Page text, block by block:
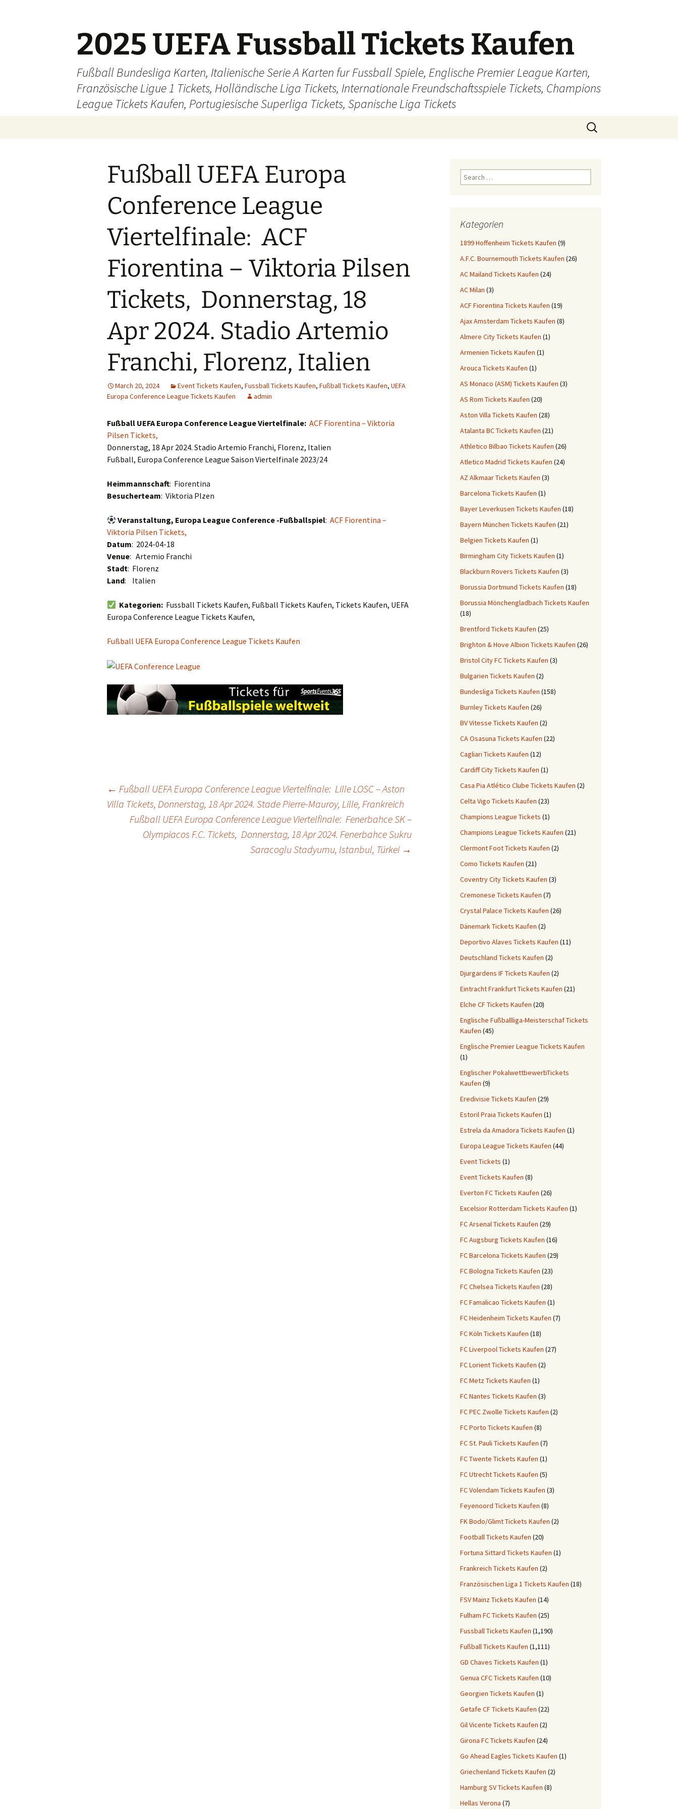
2025 UEFA Fussball Tickets Kaufen
Fußball Bundesliga Karten, Italienische Serie A Karten fur Fussball Spiele, Englische Premier League Karten,
Französische Ligue 1 Tickets, Holländische Liga Tickets, Internationale Freundschaftsspiele Tickets, Champions
League Tickets Kaufen, Portugiesische Superliga Tickets, Spanische Liga Tickets
Search
for:
Fußball UEFA Europa
Conference League
Viertelfinale: ACF
Fiorentina – Viktoria Pilsen
Tickets, Donnerstag, 18
Apr 2024. Stadio Artemio
Franchi, Florenz, Italien
March 20, 2024 Event Tickets Kaufen, Fussball Tickets Kaufen, Fußball Tickets Kaufen, UEFA
Europa Conference League Tickets Kaufen
admin
Fußball UEFA Europa Conference League Viertelfinale: ACF Fiorentina – Viktoria
Pilsen Tickets,
Donnerstag, 18 Apr 2024. Stadio Artemio Franchi, Florenz, Italien
Fußball, Europa Conference League Saison Viertelfinale 2023/24
Heimmannschaft: Fiorentina
Besucherteam: Viktoria Plzen
Veranstaltung, Europa League Conference -Fußballspiel:ACF Fiorentina –
Viktoria Pilsen Tickets,
Datum: 2024-04-18
Venue: Artemio Franchi
Stadt: Florenz
Land: Italien
Kategorien: Fussball Tickets Kaufen, Fußball Tickets Kaufen, Tickets Kaufen, UEFA
Europa Conference League Tickets Kaufen,
Fußball UEFA Europa Conference League Tickets Kaufen
← Fußball UEFA Europa Conference League Viertelfinale: Lille LOSC – Aston
Villa Tickets, Donnerstag, 18 Apr 2024. Stade Pierre-Mauroy, Lille, Frankreich
Fußball UEFA Europa Conference League Viertelfinale: Fenerbahce SK –
Olympiacos F.C. Tickets, Donnerstag, 18 Apr 2024. Fenerbahce Sukru
Saracoglu Stadyumu, Istanbul, Türkei →
Search
for:
Kategorien
1899 Hoffenheim Tickets Kaufen (9)
A.F.C. Bournemouth Tickets Kaufen (26)
AC Mailand Tickets Kaufen (24)
AC Milan (3)
ACF Fiorentina Tickets Kaufen (19)
Ajax Amsterdam Tickets Kaufen (8)
Almere City Tickets Kaufen (1)
Armenien Tickets Kaufen (1)
Arouca Tickets Kaufen (1)
AS Monaco (ASM) Tickets Kaufen (3)
AS Rom Tickets Kaufen (20)
Aston Villa Tickets Kaufen (28)
Atalanta BC Tickets Kaufen (21)
Athletico Bilbao Tickets Kaufen (26)
Atletico Madrid Tickets Kaufen (24)
AZ Alkmaar Tickets Kaufen (3)
Barcelona Tickets Kaufen (1)
Bayer Leverkusen Tickets Kaufen (18)
Bayern München Tickets Kaufen (21)
Belgien Tickets Kaufen (1)
Birmingham City Tickets Kaufen (1)
Blackburn Rovers Tickets Kaufen (3)
Borussia Dortmund Tickets Kaufen (18)
Borussia Mönchengladbach Tickets Kaufen
(18)
Brentford Tickets Kaufen (25)
Brighton & Hove Albion Tickets Kaufen (26)
Bristol City FC Tickets Kaufen (3)
Bulgarien Tickets Kaufen (2)
Bundesliga Tickets Kaufen (158)
Burnley Tickets Kaufen (26)
BV Vitesse Tickets Kaufen (2)
CA Osasuna Tickets Kaufen (22)
Cagliari Tickets Kaufen (12)
Cardiff City Tickets Kaufen (1)
Casa Pia Atlético Clube Tickets Kaufen (2)
Celta Vigo Tickets Kaufen (23)
Champions League Tickets (1)
Champions League Tickets Kaufen (21)
Clermont Foot Tickets Kaufen (2)
Como Tickets Kaufen (21)
Coventry City Tickets Kaufen (3)
Cremonese Tickets Kaufen (7)
Crystal Palace Tickets Kaufen (26)
Dänemark Tickets Kaufen (2)
Deportivo Alaves Tickets Kaufen (11)
Deutschland Tickets Kaufen (2)
Djurgardens IF Tickets Kaufen (2)
Eintracht Frankfurt Tickets Kaufen (21)
Elche CF Tickets Kaufen (20)
Englische Fußballliga-Meisterschaf Tickets
Kaufen (45)
Englische Premier League Tickets Kaufen
(1)
Englischer PokalwettbewerbTickets
Kaufen (9)
Eredivisie Tickets Kaufen (29)
Estoril Praia Tickets Kaufen (1)
Estrela da Amadora Tickets Kaufen (1)
Europa League Tickets Kaufen (44)
Event Tickets (1)
Event Tickets Kaufen (8)
Everton FC Tickets Kaufen (26)
Excelsior Rotterdam Tickets Kaufen (1)
FC Arsenal Tickets Kaufen (29)
FC Augsburg Tickets Kaufen (16)
FC Barcelona Tickets Kaufen (29)
FC Bologna Tickets Kaufen (23)
FC Chelsea Tickets Kaufen (28)
FC Famalicao Tickets Kaufen (1)
FC Heidenheim Tickets Kaufen (7)
FC Köln Tickets Kaufen (18)
FC Liverpool Tickets Kaufen (27)
FC Lorient Tickets Kaufen (2)
FC Metz Tickets Kaufen (1)
FC Nantes Tickets Kaufen (3)
FC PEC Zwolle Tickets Kaufen (2)
FC Porto Tickets Kaufen (8)
FC St. Pauli Tickets Kaufen (7)
FC Twente Tickets Kaufen (1)
FC Utrecht Tickets Kaufen (5)
FC Volendam Tickets Kaufen (3)
Feyenoord Tickets Kaufen (8)
FK Bodo/Glimt Tickets Kaufen (2)
Football Tickets Kaufen (20)
Fortuna Sittard Tickets Kaufen (1)
Frankreich Tickets Kaufen (2)
Französischen Liga 1 Tickets Kaufen (18)
FSV Mainz Tickets Kaufen (14)
Fulham FC Tickets Kaufen (25)
Fussball Tickets Kaufen (1,190)
Fußball Tickets Kaufen (1,111)
GD Chaves Tickets Kaufen (1)
Genua CFC Tickets Kaufen (10)
Georgien Tickets Kaufen (1)
Getafe CF Tickets Kaufen (22)
Gil Vicente Tickets Kaufen (2)
Girona FC Tickets Kaufen (24)
Go Ahead Eagles Tickets Kaufen (1)
Griechenland Tickets Kaufen (2)
Hamburg SV Tickets Kaufen (8)
Hellas Verona (7)